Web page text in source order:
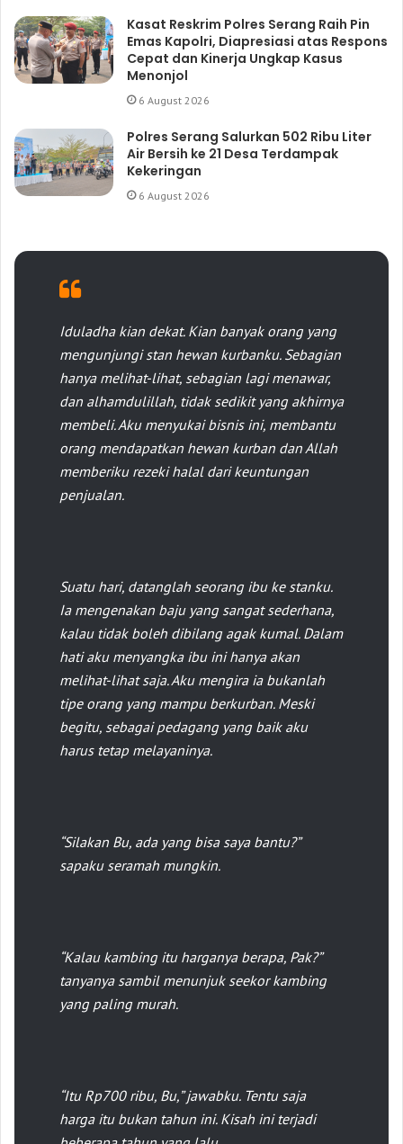
Kasat Reskrim Polres Serang Raih Pin
Emas Kapolri, Diapresiasi atas Respons
Cepat dan Kinerja Ungkap Kasus
Menonjol
6 August 2026
Polres Serang Salurkan 502 Ribu Liter
Air Bersih ke 21 Desa Terdampak
Kekeringan
6 August 2026
Iduladha kian dekat. Kian banyak orang yang
mengunjungi stan hewan kurbanku. Sebagian
hanya melihat-lihat, sebagian lagi menawar,
dan alhamdulillah, tidak sedikit yang akhirnya
membeli. Aku menyukai bisnis ini, membantu
orang mendapatkan hewan kurban dan Allah
memberiku rezeki halal dari keuntungan
penjualan.
Suatu hari, datanglah seorang ibu ke stanku.
Ia mengenakan baju yang sangat sederhana,
kalau tidak boleh dibilang agak kumal. Dalam
hati aku menyangka ibu ini hanya akan
melihat-lihat saja. Aku mengira ia bukanlah
tipe orang yang mampu berkurban. Meski
begitu, sebagai pedagang yang baik aku
harus tetap melayaninya.
“Silakan Bu, ada yang bisa saya bantu?”
sapaku seramah mungkin.
“Kalau kambing itu harganya berapa, Pak?”
tanyanya sambil menunjuk seekor kambing
yang paling murah.
“Itu Rp700 ribu, Bu,” jawabku. Tentu saja
harga itu bukan tahun ini. Kisah ini terjadi